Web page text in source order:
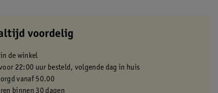
voordelig
de winkel
22:00 uur besteld, volgende dag in huis
vanaf 50.00
binnen 30 dagen